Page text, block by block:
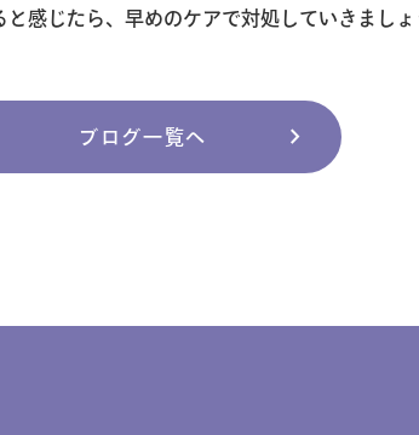
感じたら、早めのケアで対処していきましょ
ブログ一覧へ chevron_right